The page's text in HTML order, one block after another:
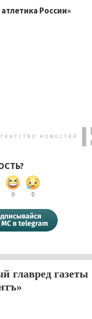
России»
0 0
главред газеты